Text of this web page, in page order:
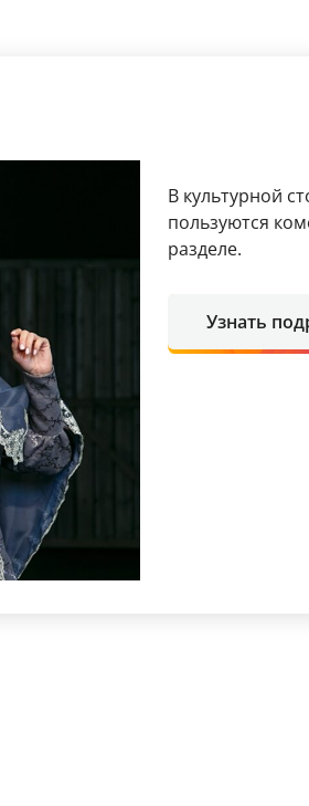
В культурной
пользуются
разделе.
Узнать